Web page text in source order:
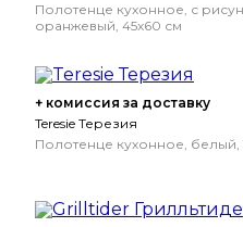
Полотенце кухонное, с
оранжевый, 45x60 см
+ комиссия за доставку
Teresie Терезия
Полотенце кухонное, белый,